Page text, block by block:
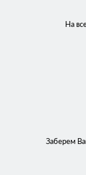
На
Заберем